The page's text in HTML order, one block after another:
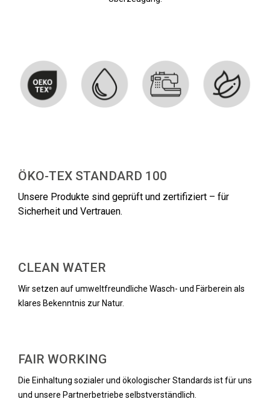
ÖKO-TEX STANDARD 100
Unsere Produkte sind geprüft und zertifiziert – für
Sicherheit und Vertrauen.
CLEAN WATER
Wir setzen auf umweltfreundliche Wasch- und Färberein als
klares Bekenntnis zur Natur.
FAIR WORKING
Die Einhaltung sozialer und ökologischer Standards ist für uns
und unsere Partnerbetriebe selbstverständlich.